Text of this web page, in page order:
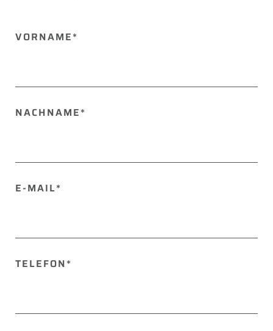
BITTE
VORNAME*
NACHNAME*
E-MAIL*
TELEFON*